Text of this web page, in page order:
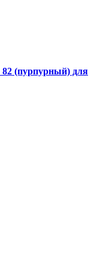
(пурпурный) для